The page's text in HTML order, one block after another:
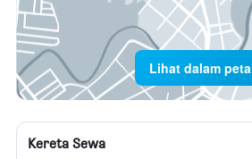
Lihat dalam peta
Kereta Sewa